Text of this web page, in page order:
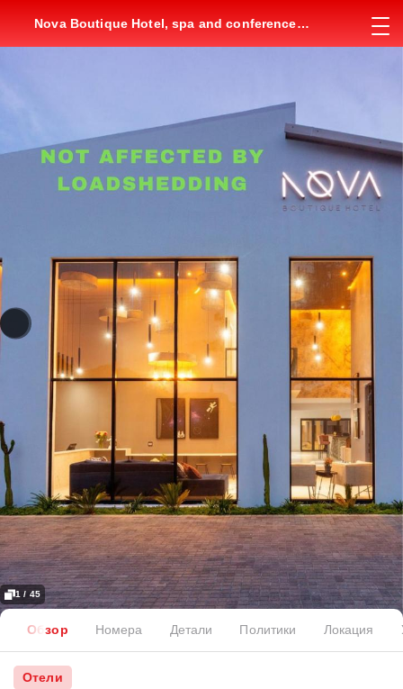
Nova Boutique Hotel, spa and conference
1 / 45
Обзор Номера Детали Политики Локация
Отели